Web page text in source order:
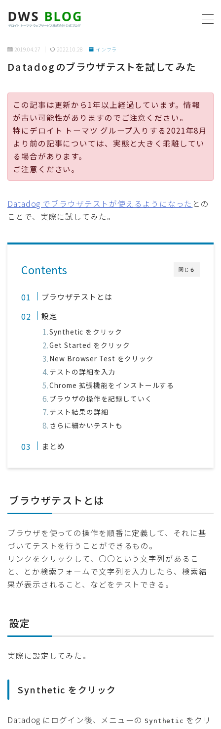
ホーム
AWS
プログラミング
ビジネス
社内制度
2019.04.27 2022.10.28 インフラ
Datadogのブラウザテストを試してみた
この記事は更新から1年以上経過しています。情報
が古い可能性がありますのでご注意ください。
特にデロイト トーマツ グループ入りする2021年8月
より前の記事については、実態と大きく乖離してい
る場合があります。
ご注意ください。
Datadog でブラウザテストが使えるようになった との
ことで、実際に試してみた。
閉じる
Contents
ブラウザテストとは
設定
Synthetic をクリック
Get Started をクリック
New Browser Test をクリック
テストの詳細を入力
Chrome 拡張機能をインストールする
ブラウザの操作を記録していく
テスト結果の詳細
さらに細かいテストも
まとめ
ブラウザテストとは
ブラウザを使っての操作を順番に定義して、それに基
づいてテストを行うことができるもの。
リンクをクリックして、○○という文字列があるこ
と、とか検索フォームで文字列を入力したら、検索結
果が表示されること、などをテストできる。
設定
実際に設定してみた。
Synthetic をクリック
Datadog にログイン後、メニューの Synthetic をクリ